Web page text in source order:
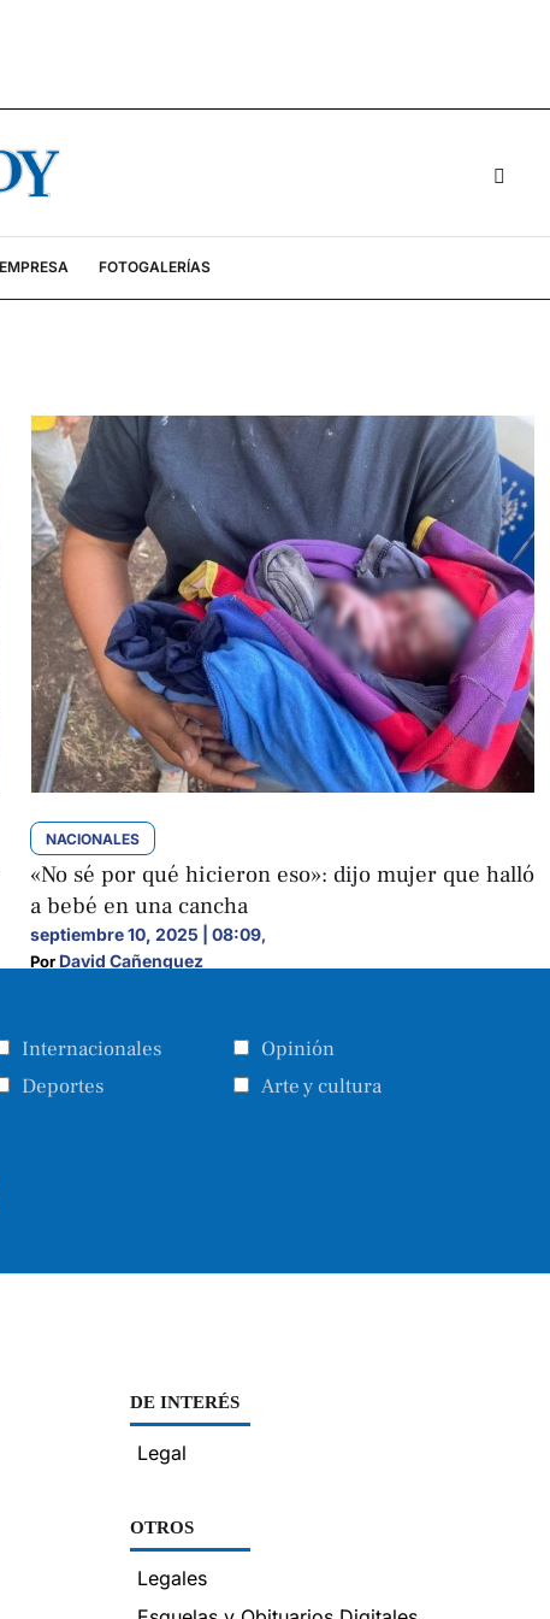
FOTOGALERÍAS
NACIONALES
«No sé por qué hicieron eso»: dijo mujer que halló
a bebé en una cancha
septiembre 10, 2025 | 08:09,
Por David Cañenguez
Internacionales
Opinión
Deportes
Arte y cultura
DE INTERÉS
Legal
OTROS
Legales